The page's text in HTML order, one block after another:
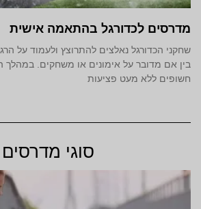
מדרסים לכדורגל בהתאמה אישית
שחקני הכדורגל נאלצים להתרוצץ ולעמוד על
בין אם מדובר על אימונים או משחקים. במהלך
חשופים ללא מעט פציעות
סוגי מדרסים